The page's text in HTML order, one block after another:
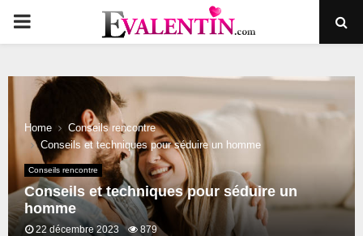
PRIMARY
Home
Conseils rencontre
Conseils et techniques pour séduire un homme
Conseils rencontre
Conseils et techniques pour séduire un
homme
22 décembre 2023 879